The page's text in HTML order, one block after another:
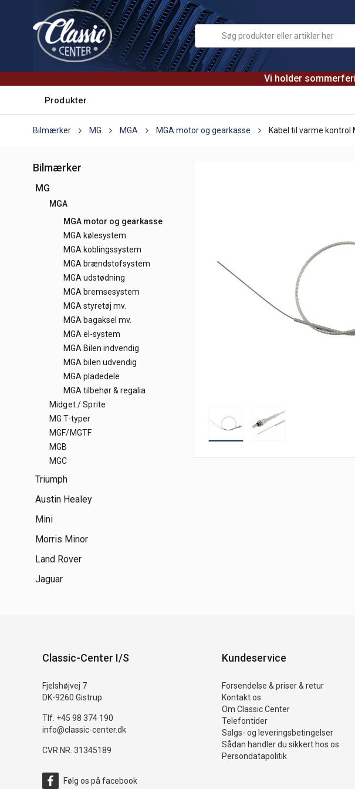
Vi holder
Produkter
Bilmærker MG MGA MGA motor og gearkasse Kabel til varme kontrol
Bilmærker
MG
MGA
MGA motor og gearkasse
MGA kølesystem
MGA koblingssystem
MGA brændstofsystem
MGA udstødning
MGA bremsesystem
MGA styretøj mv.
MGA bagaksel mv.
MGA el-system
MGA Bilen indvendig
MGA bilen udvendig
MGA pladedele
MGA tilbehør & regalia
Midget / Sprite
MG T-typer
MGF/MGTF
MGB
MGC
Triumph
Austin Healey
Mini
Morris Minor
Land Rover
Jaguar
Classic-Center I/S
Fjelshøjvej 7
DK-9260 Gistrup
Tlf. +45 98 374 190
info@classic-center.dk
CVR NR. 31345189
Følg os på facebook
Kundeservice
Forsendelse & priser & retur
Kontakt os
Om Classic Center
Telefontider
Salgs- og leveringsbetingelser
Sådan handler du sikkert hos os
Persondatapolitik